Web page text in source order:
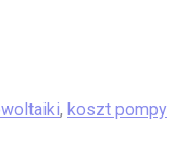
, koszt pompy